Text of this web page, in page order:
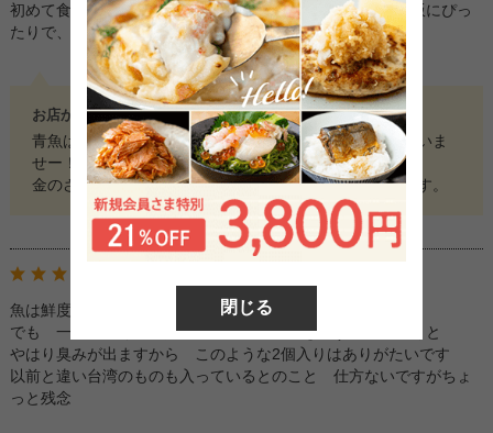
閉じる
初めて食べましたが、たれがとても美味しかったです。ご飯にぴっ
たりで、もっと食べたいと思いました。
お店からのコメント
青魚はからだにもよいのでぜひまた召し上がってくださいま
せー！
金のさんまの「返したれ」は３０年以上継ぎ足しの味です。
魚は鮮度が命 新鮮な商品をありがとうございます
でも 一袋にたくさん入っていると 食べきれず後日に戴くと
やはり臭みが出ますから このような2個入りはありがたいです
以前と違い台湾のものも入っているとのこと 仕方ないですがちょ
っと残念